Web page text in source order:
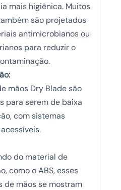
mais higiênica. Muitos
são projetados
antimicrobianos ou
para reduzir o
mãos Dry Blade são
para serem de baixa
com sistemas
do material de
como o ABS, esses
de mãos se mostram